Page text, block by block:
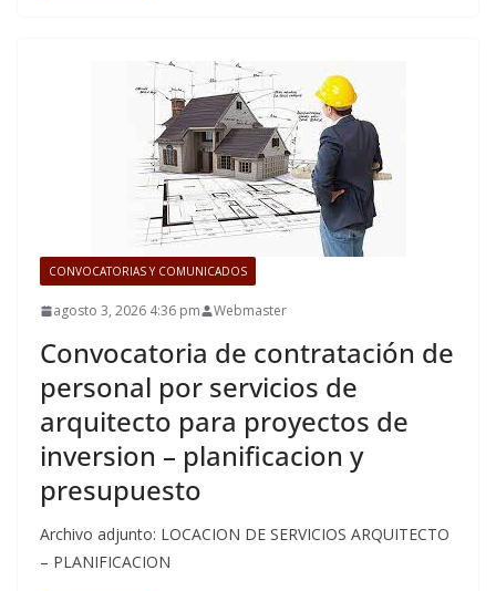
CONVOCATORIAS Y COMUNICADOS
agosto 3, 2026 4:36 pm Webmaster
Convocatoria de contratación de
personal por servicios de
arquitecto para proyectos de
inversion – planificacion y
presupuesto
Archivo adjunto: LOCACION DE SERVICIOS ARQUITECTO
– PLANIFICACION